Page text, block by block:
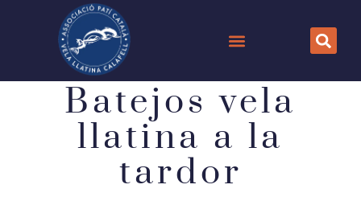
Batejos vela
llatina a la
tardor